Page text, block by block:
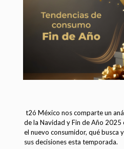
t2ó México nos comparte un
de la Navidad y Fin de Año
el nuevo consumidor, qué busca
sus decisiones esta temporada.